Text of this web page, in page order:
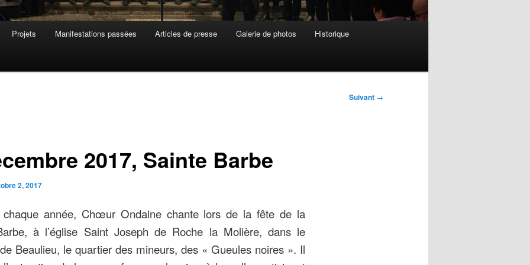
Projets Manifestations passées Articles de presse Galerie de photos Historique
Suivant →
2017, Sainte Barbe
2, 2017
chaque année, Chœur Ondaine chante lors de la fête de la
à l’église Saint Joseph de Roche la Molière, dans le
Beaulieu, le quartier des mineurs, des « Gueules noires ». Il